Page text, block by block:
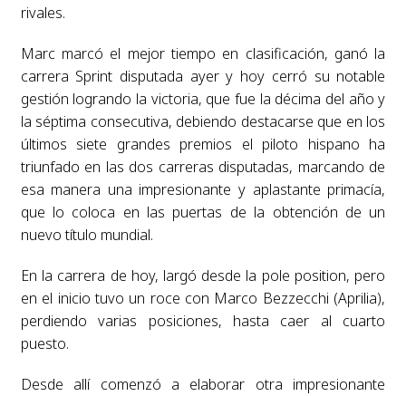
rivales.
Marc marcó el mejor tiempo en clasificación, ganó la
carrera Sprint disputada ayer y hoy cerró su notable
gestión logrando la victoria, que fue la décima del año y
la séptima consecutiva, debiendo destacarse que en los
últimos siete grandes premios el piloto hispano ha
triunfado en las dos carreras disputadas, marcando de
esa manera una impresionante y aplastante primacía,
que lo coloca en las puertas de la obtención de un
nuevo título mundial.
En la carrera de hoy, largó desde la pole position, pero
en el inicio tuvo un roce con Marco Bezzecchi (Aprilia),
perdiendo varias posiciones, hasta caer al cuarto
puesto.
Desde allí comenzó a elaborar otra impresionante